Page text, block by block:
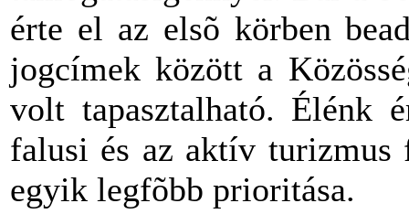
érte el az elsõ körben
jogcímek között a
volt tapasztalható. Élénk
falusi és az aktív turizmus
egyik legfõbb prioritása.